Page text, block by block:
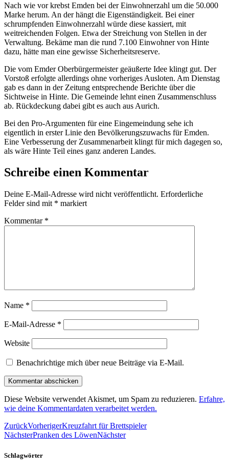
Nach wie vor krebst Emden bei der Einwohnerzahl um die 50.000
Marke herum. An der hängt die Eigenständigkeit. Bei einer
schrumpfenden Einwohnerzahl würde diese kassiert, mit
weitreichenden Folgen. Etwa der Streichung von Stellen in der
Verwaltung. Bekäme man die rund 7.100 Einwohner von Hinte
dazu, hätte man eine gewisse Sicherheitsreserve.
Die vom Emder Oberbürgermeister geäußerte Idee klingt gut. Der
Vorstoß erfolgte allerdings ohne vorheriges Ausloten. Am Dienstag
gab es dann in der Zeitung entsprechende Berichte über die
Sichtweise in Hinte. Die Gemeinde lehnt einen Zusammenschluss
ab. Rückdeckung dabei gibt es auch aus Aurich.
Bei den Pro-Argumenten für eine Eingemeindung sehe ich
eigentlich in erster Linie den Bevölkerungszuwachs für Emden.
Eine Verbesserung der Zusammenarbeit klingt für mich dagegen so,
als wäre Hinte Teil eines ganz anderen Landes.
Schreibe einen Kommentar
Deine E-Mail-Adresse wird nicht veröffentlicht. Erforderliche
Felder sind mit * markiert
Kommentar *
Name *
E-Mail-Adresse *
Website
Benachrichtige mich über neue Beiträge via E-Mail.
Diese Website verwendet Akismet, um Spam zu reduzieren. Erfahre,
wie deine Kommentardaten verarbeitet werden.
ZurückVorherigerKreuzfahrt für Brettspieler
NächsterPranken des LöwenNächster
Schlagwörter